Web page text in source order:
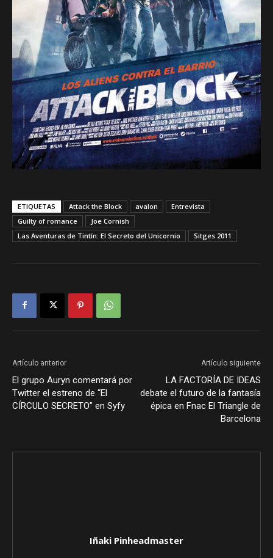
ETIQUETAS Attack the Block avalon
Entrevista
Guilty of romance
Joe Cornish
Las Aventuras de Tintín: El Secreto del Unicornio
Sitges 2011
Artículo anterior
El grupo Auryn comentará por
Twitter el estreno de “El
CÍRCULO SECRETO” en Syfy
Artículo siguiente
LA FACTORÍA DE IDEAS
debate el futuro de la fantasía
épica en Fnac El Triangle de
Barcelona
Iñaki Pinheadmaster